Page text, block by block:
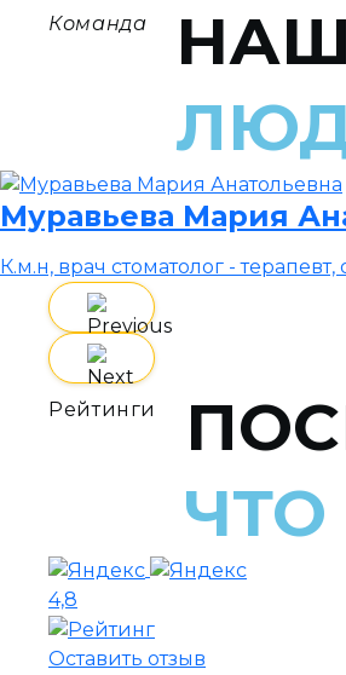
Команда
Муравьева Мария
К.м.н, врач стоматолог -
Рейтинги
4,8
Оставить отзыв